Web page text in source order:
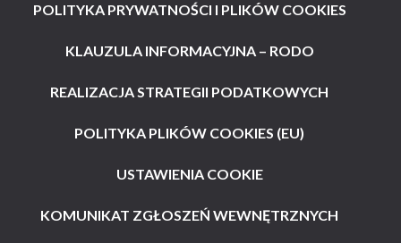
POLITYKA PRYWATNOŚCI I PLIKÓW COOKIES
KLAUZULA INFORMACYJNA – RODO
REALIZACJA STRATEGII PODATKOWYCH
POLITYKA PLIKÓW COOKIES (EU)
USTAWIENIA COOKIE
KOMUNIKAT ZGŁOSZEŃ WEWNĘTRZNYCH